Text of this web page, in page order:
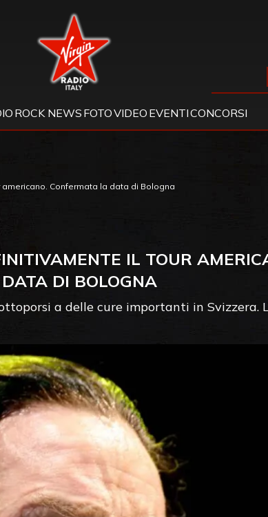
Virgin Radio
ROCK NEWS FOTOVIDEO EVENTICONCORSI
Confermata la data di Bologna
IL TOUR
DATA DI BOLOGNA
a delle cure importanti in Svizzera.